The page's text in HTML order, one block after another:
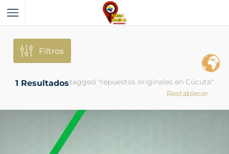
Filtros
1 Resultadostagged "repuestos originales en Cúcuta"
Restablecer